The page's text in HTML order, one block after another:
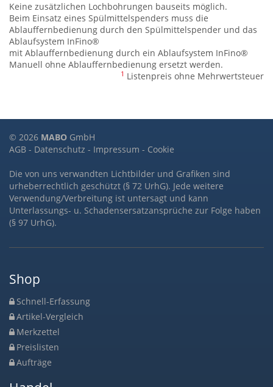
Keine zusätzlichen Lochbohrungen bauseits möglich.
Beim Einsatz eines Spülmittelspenders muss die
Ablauffernbedienung durch den Spülmittelspender und das
Ablaufsystem InFino®
mit Ablauffernbedienung durch ein Ablaufsystem InFino®
Manuell ohne Ablauffernbedienung ersetzt werden.
1 Listenpreis ohne Mehrwertsteuer
© 2026 MABO GmbH
AGB - Datenschutz - Impressum - Cookie
Die von uns verwandten Lichtbilder und Grafiken sind
urheberrechtlich geschützt (§ 72 UrhG). Jede weitere
Verwendung/Verbreitung ist untersagt und kann
Unterlassungs- u. Schadensersatzansprüche zur Folge haben
(§ 97 UrhG).
Shop
Schnell-Erfassung
Artikel-Vergleich
Merkzettel
Preislisten
Aufträge